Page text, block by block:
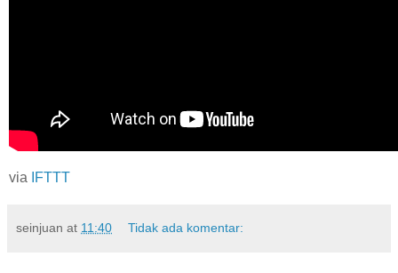
via IFTTT
seinjuan at 11:40 Tidak ada komentar: